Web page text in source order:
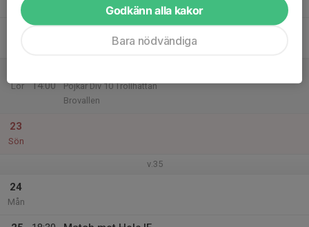
Tor
Lör
14:00
Pojkar Div 10 Trollhättan
Brovallen
23
Sön
v.35
24
Mån
Godkänn alla kakor
Bara nödvändiga